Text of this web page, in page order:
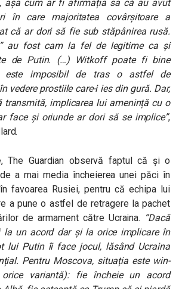
așa cum ar fi afirmația sa că au avut
în care majoritatea covârșitoare a
că ar dori să fie sub stăpânirea rusă.
au fost cam la fel de legitime ca și
de Putin. (…) Witkoff poate fi bine
este imposibil de tras o astfel de
vedere prostiile care-i ies din gură. Dar,
transmită, implicarea lui amenință cu o
face și oriunde ar dori să se implice”,
The Guardian observă faptul că și o
a mai media încheierea unei păci în
favoarea Rusiei, pentru că echipa lui
a pune o astfel de retragere la pachet
de armament către Ucraina. “Dacă
la un acord dar și la orice implicare în
lui Putin îi face jocul, lăsând Ucraina
Pentru Moscova, situația este win-
variantă): fie încheie un acord